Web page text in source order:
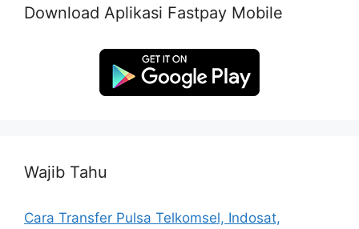
Download Aplikasi Fastpay Mobile
Wajib Tahu
Cara Transfer Pulsa Telkomsel, Indosat,